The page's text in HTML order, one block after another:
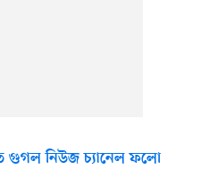
গুগল নিউজ চ্যানেল ফলো